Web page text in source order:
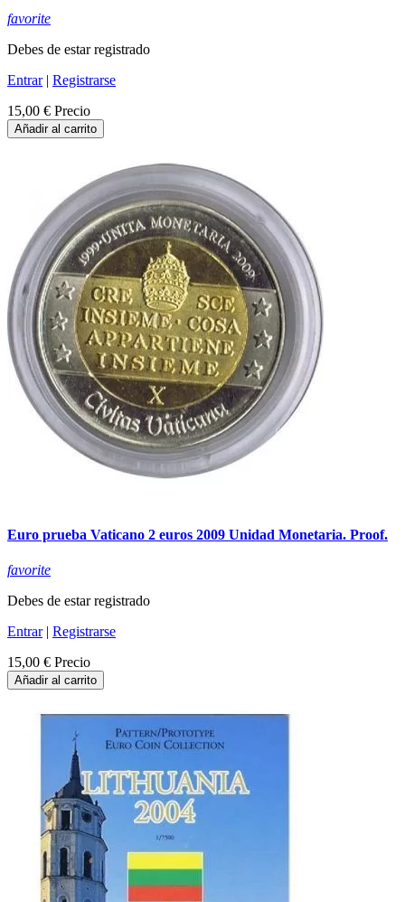
favorite
Debes de estar registrado
Entrar| Registrarse
15,00 € Precio
Añadir al carrito
Euro prueba Vaticano 2 euros 2009 Unidad Monetaria. Proof.
favorite
Debes de estar registrado
Entrar| Registrarse
15,00 € Precio
Añadir al carrito